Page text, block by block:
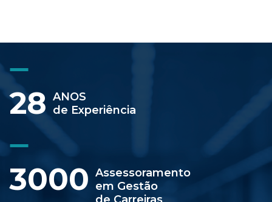
28 ANOS
de Experiência
3000 Assessoramento
em Gestão